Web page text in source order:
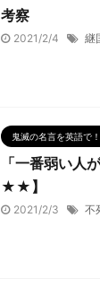
考察
2021/2/4 継
鬼滅の名言を英語で！
「一番弱い人
★★】
2021/2/3 不